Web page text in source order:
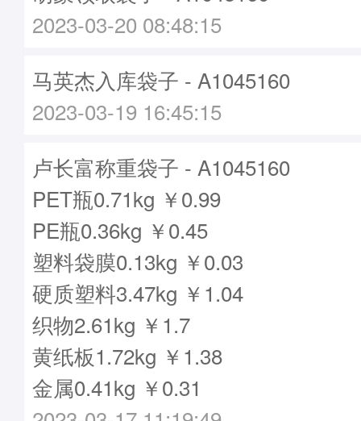
2023-03-20 08:48:15
马英杰入库袋子 - A1045160
2023-03-19 16:45:15
卢长富称重袋子 - A1045160
PET瓶0.71kg ￥0.99
PE瓶0.36kg ￥0.45
塑料袋膜0.13kg ￥0.03
硬质塑料3.47kg ￥1.04
织物2.61kg ￥1.7
黄纸板1.72kg ￥1.38
金属0.41kg ￥0.31